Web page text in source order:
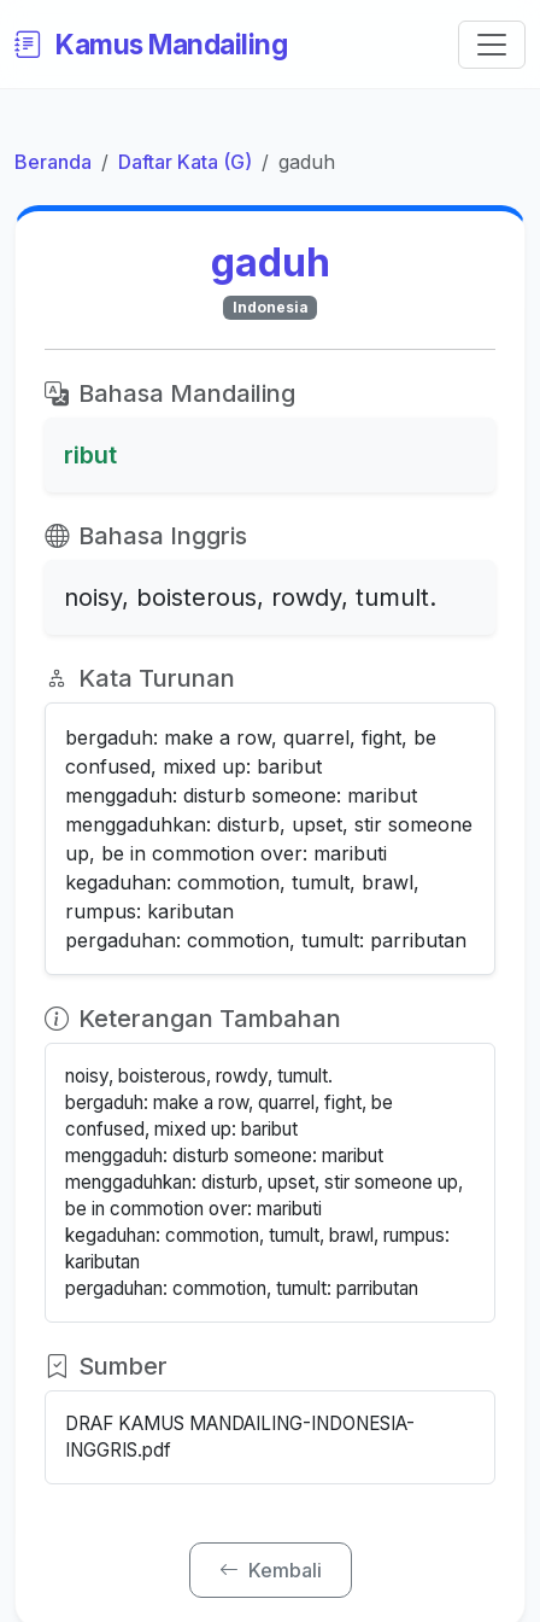
Kamus Mandailing
Beranda Daftar Kata (G) gaduh
gaduh
Indonesia
Bahasa Mandailing
ribut
Bahasa Inggris
noisy, boisterous, rowdy, tumult.
Kata Turunan
bergaduh: make a row, quarrel, fight, be
confused, mixed up: baribut
menggaduh: disturb someone: maribut
menggaduhkan: disturb, upset, stir someone
up, be in commotion over: maributi
kegaduhan: commotion, tumult, brawl,
rumpus: kaributan
pergaduhan: commotion, tumult: parributan
Keterangan Tambahan
noisy, boisterous, rowdy, tumult.
bergaduh: make a row, quarrel, fight, be
confused, mixed up: baribut
menggaduh: disturb someone: maribut
menggaduhkan: disturb, upset, stir someone up,
be in commotion over: maributi
kegaduhan: commotion, tumult, brawl, rumpus:
kaributan
pergaduhan: commotion, tumult: parributan
Sumber
DRAF KAMUS MANDAILING-INDONESIA-
INGGRIS.pdf
Kembali